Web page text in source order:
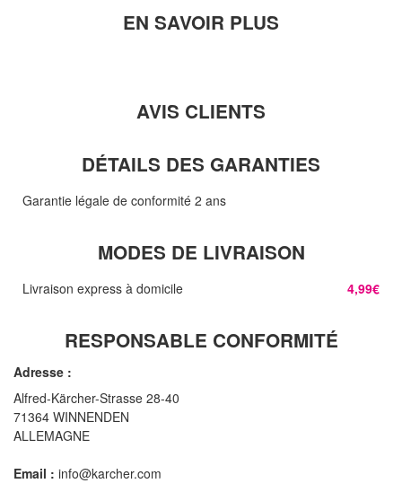
EN SAVOIR PLUS
AVIS CLIENTS
DÉTAILS DES GARANTIES
Garantie légale de conformité 2 ans
MODES DE LIVRAISON
Livraison express à domicile 4,99€
RESPONSABLE CONFORMITÉ
Adresse :
Alfred-Kärcher-Strasse 28-40
71364 WINNENDEN
ALLEMAGNE
Email : info@karcher.com